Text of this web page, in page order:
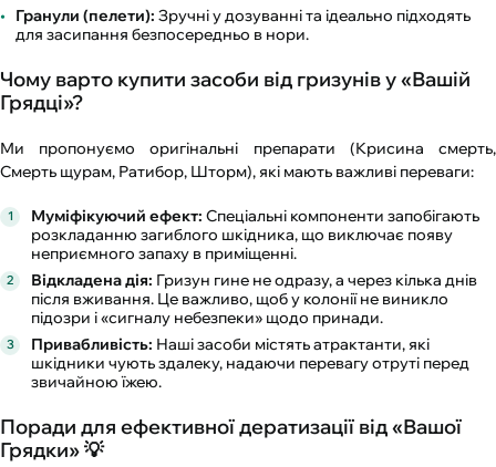
Гранули (пелети): Зручні у дозуванні та ідеально підходять
для засипання безпосередньо в нори.
Чому варто купити засоби від гризунів у «Вашій
Грядці»?
Ми пропонуємо оригінальні препарати (Крисина смерть,
Смерть щурам, Ратибор, Шторм), які мають важливі переваги:
Муміфікуючий ефект: Спеціальні компоненти запобігають
розкладанню загиблого шкідника, що виключає появу
неприємного запаху в приміщенні.
Відкладена дія: Гризун гине не одразу, а через кілька днів
після вживання. Це важливо, щоб у колонії не виникло
підозри і «сигналу небезпеки» щодо принади.
Привабливість: Наші засоби містять атрактанти, які
шкідники чують здалеку, надаючи перевагу отруті перед
звичайною їжею.
Поради для ефективної дератизації від «Вашої
Грядки» 💡